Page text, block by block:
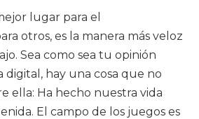
lugar para el
otros, es la manera más veloz
Sea como sea tu opinión
hay una cosa que no
ella: Ha hecho nuestra vida
El campo de los juegos es